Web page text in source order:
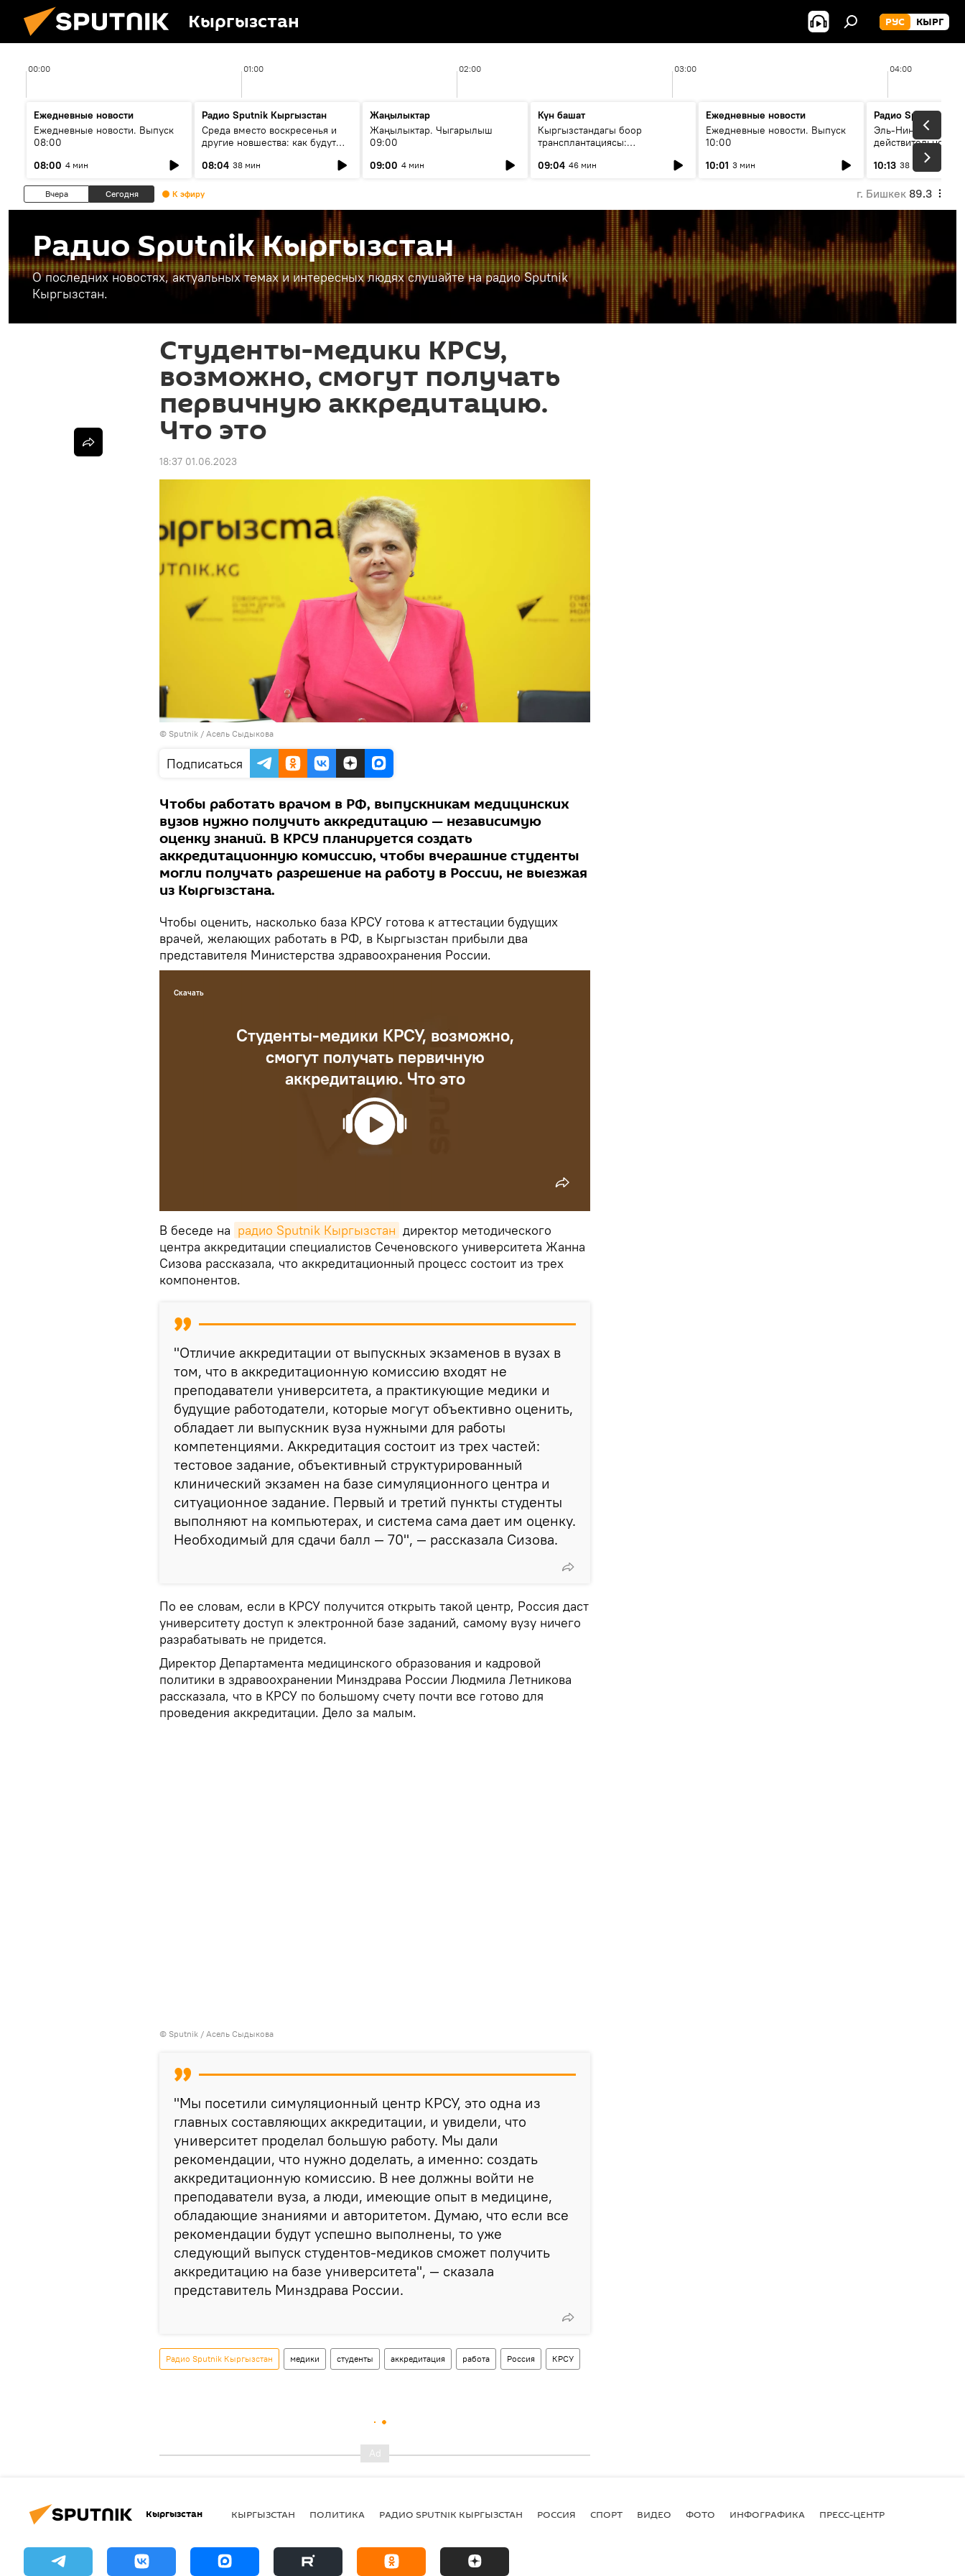
Кыргызстан РУС КЫРГ
00:00 01:00 02:00 03:00 04:00
Ежедневные новости
Ежедневные новости. Выпуск
08:00
08:00 4 мин
Радио Sputnik Кыргызстан
Среда вместо воскресенья и
другие новшества: как будут
08:04 38 мин
Жаңылыктар
Жаңылыктар. Чыгарылыш
09:00
09:00 4 мин
Күн башат
Кыргызстандагы боор
трансплантациясы:
келечеги
09:04 46 мин
Ежедневные новости
Ежедневные новости. Выпуск
10:00
10:01 3 мин
Радио Sputnik
Эль-Ниньо, жара и
действительно
погоду в
10:13 38 мин
Вчера Сегодня К эфиру г. Бишкек 89.3
Радио Sputnik Кыргызстан
О последних новостях, актуальных темах и интересных людях слушайте на радио Sputnik
Кыргызстан.
Студенты-медики КРСУ,
возможно, смогут получать
первичную аккредитацию.
Что это
18:37 01.06.2023
© Sputnik / Асель Сыдыкова
Подписаться
Чтобы работать врачом в РФ, выпускникам медицинских
вузов нужно получить аккредитацию — независимую
оценку знаний. В КРСУ планируется создать
аккредитационную комиссию, чтобы вчерашние студенты
могли получать разрешение на работу в России, не выезжая
из Кыргызстана.
Чтобы оценить, насколько база КРСУ готова к аттестации будущих
врачей, желающих работать в РФ, в Кыргызстан прибыли два
представителя Министерства здравоохранения России.
Студенты-медики КРСУ, возможно,
смогут получать первичную
аккредитацию. Что это
Скачать
В беседе на радио Sputnik Кыргызстан директор методического
центра аккредитации специалистов Сеченовского университета Жанна
Сизова рассказала, что аккредитационный процесс состоит из трех
компонентов.
"Отличие аккредитации от выпускных экзаменов в вузах в
том, что в аккредитационную комиссию входят не
преподаватели университета, а практикующие медики и
будущие работодатели, которые могут объективно оценить,
обладает ли выпускник вуза нужными для работы
компетенциями. Аккредитация состоит из трех частей:
тестовое задание, объективный структурированный
клинический экзамен на базе симуляционного центра и
ситуационное задание. Первый и третий пункты студенты
выполняют на компьютерах, и система сама дает им оценку.
Необходимый для сдачи балл — 70", — рассказала Сизова.
По ее словам, если в КРСУ получится открыть такой центр, Россия даст
университету доступ к электронной базе заданий, самому вузу ничего
разрабатывать не придется.
Директор Департамента медицинского образования и кадровой
политики в здравоохранении Минздрава России Людмила Летникова
рассказала, что в КРСУ по большому счету почти все готово для
проведения аккредитации. Дело за малым.
© Sputnik / Асель Сыдыкова
"Мы посетили симуляционный центр КРСУ, это одна из
главных составляющих аккредитации, и увидели, что
университет проделал большую работу. Мы дали
рекомендации, что нужно доделать, а именно: создать
аккредитационную комиссию. В нее должны войти не
преподаватели вуза, а люди, имеющие опыт в медицине,
обладающие знаниями и авторитетом. Думаю, что если все
рекомендации будут успешно выполнены, то уже
следующий выпуск студентов-медиков сможет получить
аккредитацию на базе университета", — сказала
представитель Минздрава России.
Радио Sputnik Кыргызстан медики студенты аккредитация работа Россия КРСУ
Кыргызстан КЫРГЫЗСТАН ПОЛИТИКА РАДИО SPUTNIK КЫРГЫЗСТАН РОССИЯ СПОРТ ВИДЕО ФОТО ИНФОГРАФИКА ПРЕСС-ЦЕНТР